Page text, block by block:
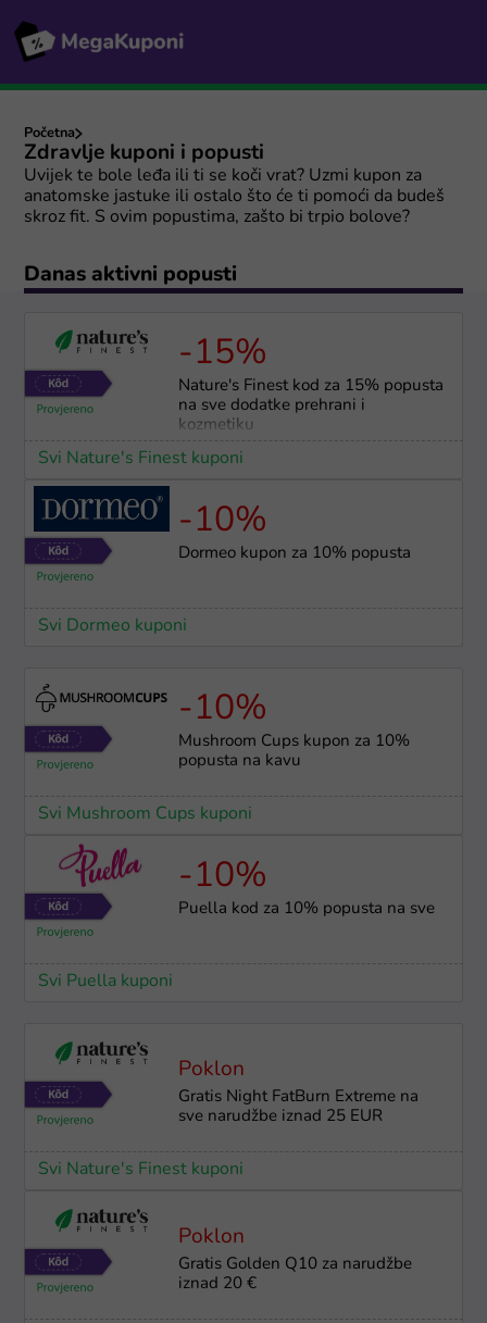
Početna
Zdravlje kuponi i popusti
Uvijek te bole leđa ili ti se koči vrat? Uzmi kupon za
anatomske jastuke ili ostalo što će ti pomoći da budeš
skroz fit. S ovim popustima, zašto bi trpio bolove?
Danas aktivni popusti
-15%
Nature's Finest kod za 15% popusta
na sve dodatke prehrani i
kozmetiku
Svi Nature's Finest kuponi
-10%
Dormeo kupon za 10% popusta
Svi Dormeo kuponi
-10%
Mushroom Cups kupon za 10%
popusta na kavu
Svi Mushroom Cups kuponi
-10%
Puella kod za 10% popusta na sve
Svi Puella kuponi
Poklon
Gratis Night FatBurn Extreme na
sve narudžbe iznad 25 EUR
Svi Nature's Finest kuponi
Poklon
Gratis Golden Q10 za narudžbe
iznad 20 €